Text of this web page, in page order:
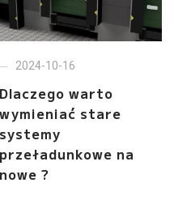
2024-10-16
Dlaczego warto
wymieniać stare
systemy
przeładunkowe na
nowe ?